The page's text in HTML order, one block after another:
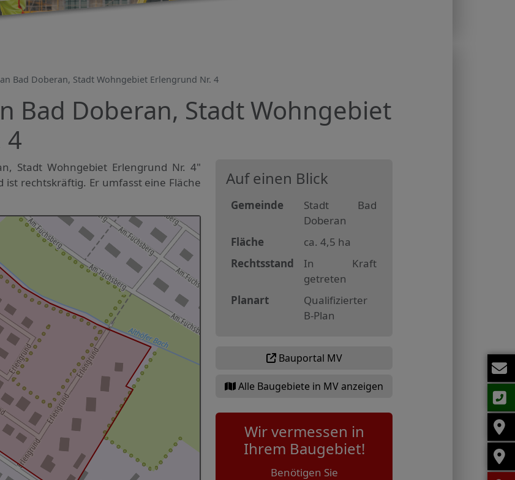
Bad Doberan, Stadt Wohngebiet Erlengrund Nr. 4
Bad Doberan, Stadt Wohngebiet
4
Stadt Wohngebiet Erlengrund Nr. 4"
rechtskräftig. Er umfasst eine Fläche
Auf einen Blick
Gemeinde
Stadt Bad
Doberan
Fläche
ca. 4,5 ha
Rechtsstand
In Kraft
getreten
Planart
Qualifizierter
B-Plan
Bauportal MV
Alle Baugebiete in MV anzeigen
Wir vermessen in
Ihrem Baugebiet!
Benötigen Sie